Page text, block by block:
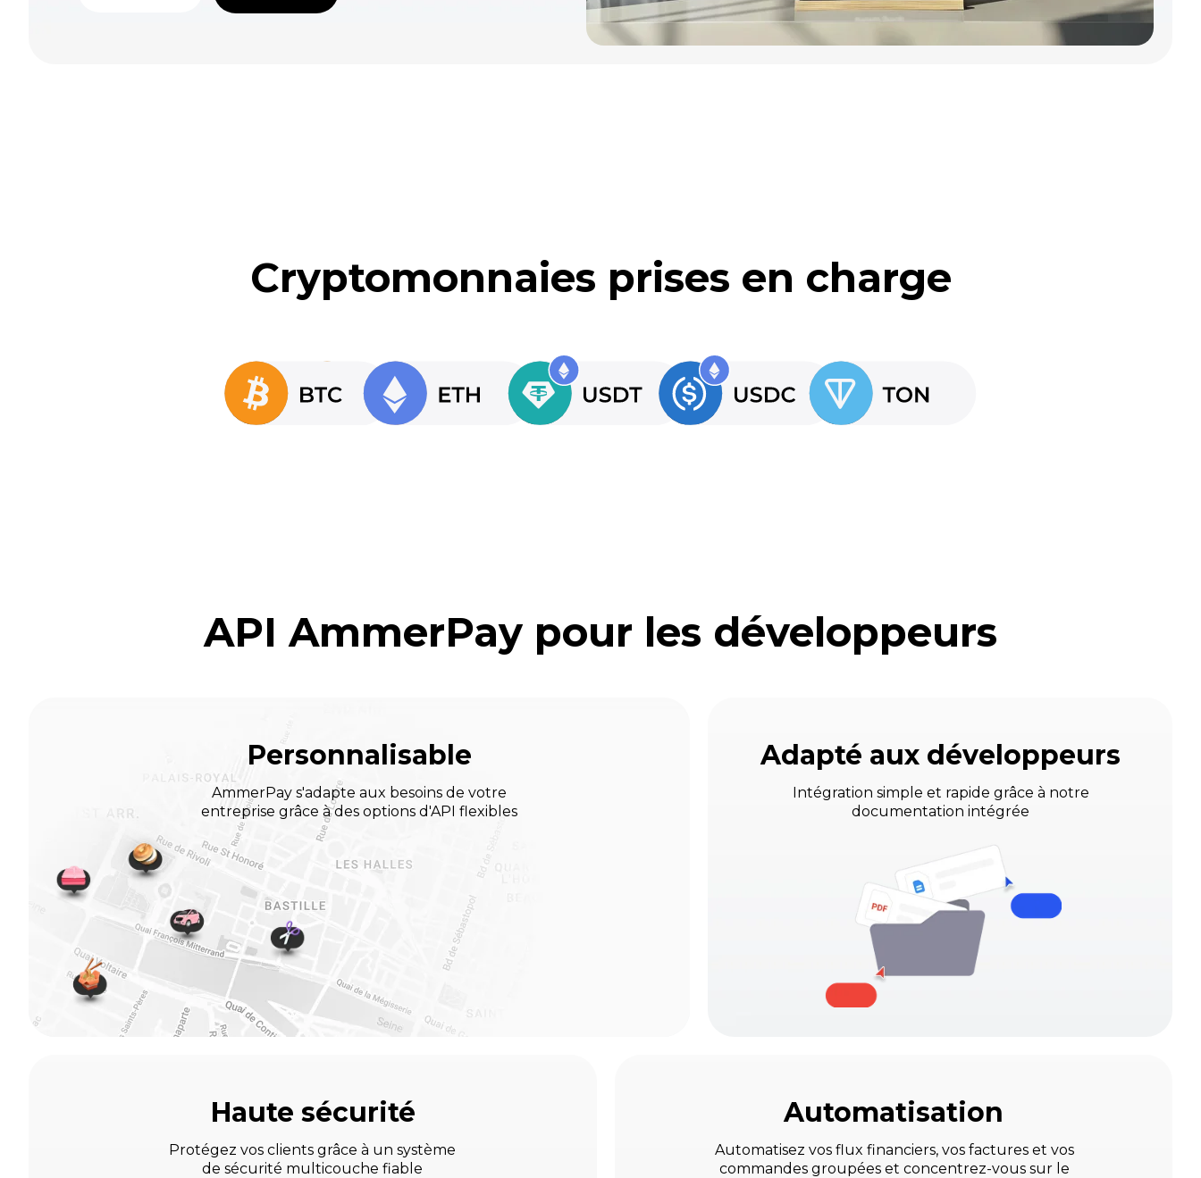
Cryptomonnaies prises en charge
Personnalisable
AmmerPay s'adapte aux besoins de votre
entreprise grâce à des options d'API flexibles
API AmmerPay pour les développeurs
Intégration simple et rapide grâce à notre
documentation intégrée
Adapté aux développeurs
Protégez vos clients grâce à un système
de sécurité multicouche fiable
Haute sécurité
Automatisez vos flux financiers, vos factures et vos
commandes groupées et concentrez-vous sur le
Automatisation